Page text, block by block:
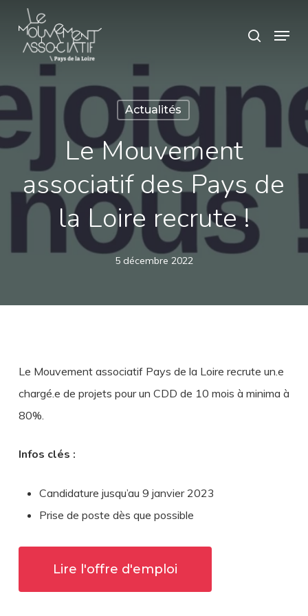
search
Menu
Actualités
Le Mouvement
associatif des Pays de
la Loire recrute !
5 décembre 2022
Le Mouvement associatif Pays de la Loire recrute un.e
chargé.e de projets pour un CDD de 10 mois à minima à
80%.
Infos clés :
Candidature jusqu’au 9 janvier 2023
Prise de poste dès que possible
Lire l'offre d'emploi
Panneau de gestion des cookies